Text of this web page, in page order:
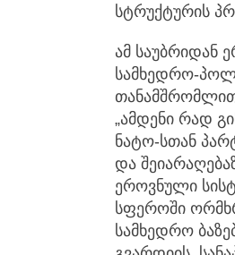
სტრუქტურის
ამ საუბრიდან
სამხედრო-
„ამდენი რად
ნატო-სთან
და
ეროვნული
სფეროში
სამხედრო